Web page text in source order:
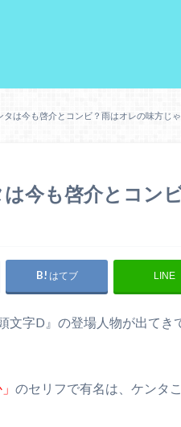
タは今も啓介とコンビ？雨はオレの味方じ
は今も啓介とコン
はてブ LINE
文字D』の登場人物が出てき
のセリフで有名は、ケンタこ